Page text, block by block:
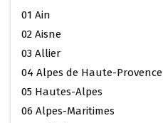
01 Ain
02 Aisne
03 Allier
04 Alpes de Haute-Provence
05 Hautes-Alpes
06 Alpes-Maritimes